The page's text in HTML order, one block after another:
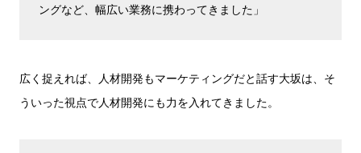
ングなど、幅広い業務に携わってきました」
広く捉えれば、人材開発もマーケティングだと話す大坂は、そ
ういった視点で人材開発にも力を入れてきました。